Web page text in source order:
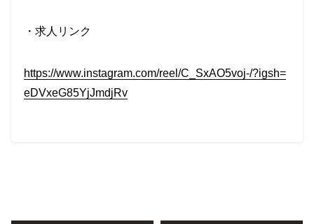
・求人リンク
https://www.instagram.com/reel/C_SxAO5voj-/?igsh=
eDVxeG85YjJmdjRv